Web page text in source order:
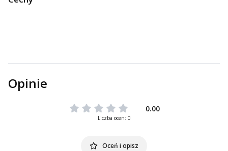
Opinie
0.00
Liczba ocen: 0
Oceń i opisz